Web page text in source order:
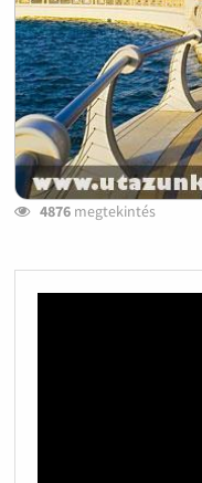
4876megtekintés